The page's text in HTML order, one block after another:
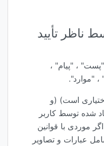
ناظر تأیید
، "پیام" ،
"موارد".
است) (و
شده توسط کاربر
موردی با قوانین
عبارات و تصاویر